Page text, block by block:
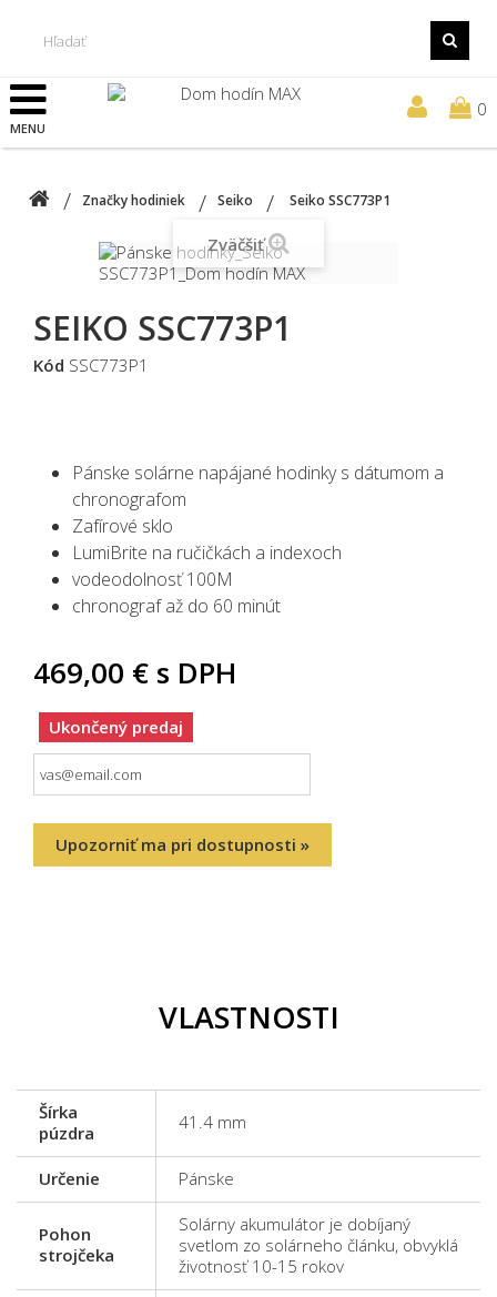
MENU
0
Značky hodiniek Seiko Seiko SSC773P1
Zväčšiť
SEIKO SSC773P1
Kód SSC773P1
Pánske solárne napájané hodinky s dátumom a
chronografom
Zafírové sklo
LumiBrite na ručičkách a indexoch
vodeodolnosť 100M
chronograf až do 60 minút
469,00 € s DPH
Ukončený predaj
Upozorniť ma pri dostupnosti »
VLASTNOSTI
Šírka
púzdra
41.4 mm
Určenie Pánske
Pohon
strojčeka
Solárny akumulátor je dobíjaný
svetlom zo solárneho článku, obvyklá
životnosť 10-15 rokov